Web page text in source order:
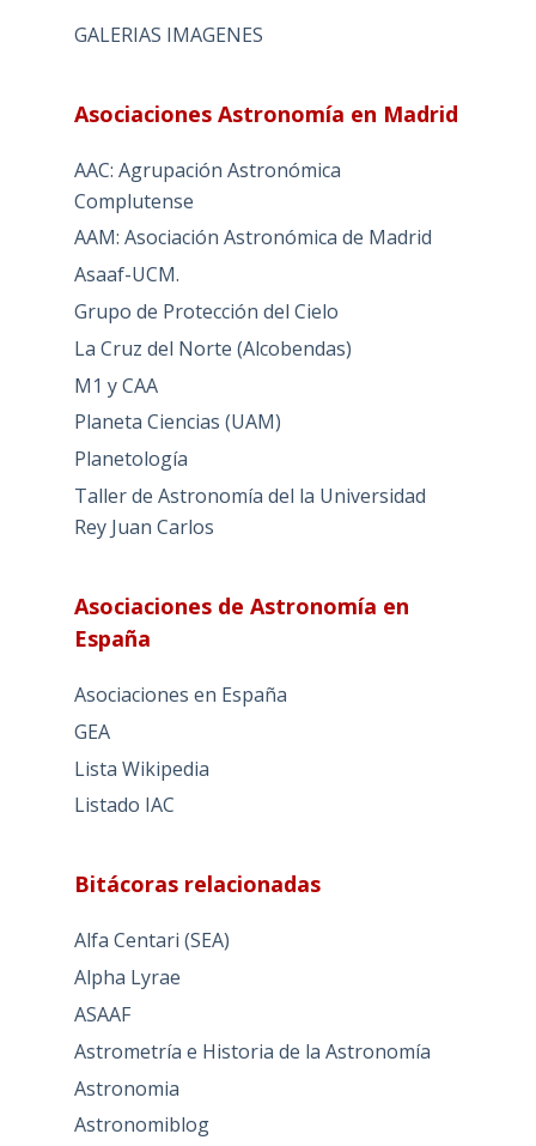
GALERIAS IMAGENES
Asociaciones Astronomía en Madrid
AAC: Agrupación Astronómica
Complutense
AAM: Asociación Astronómica de Madrid
Asaaf-UCM.
Grupo de Protección del Cielo
La Cruz del Norte (Alcobendas)
M1 y CAA
Planeta Ciencias (UAM)
Planetología
Taller de Astronomía del la Universidad
Rey Juan Carlos
Asociaciones de Astronomía en
España
Asociaciones en España
GEA
Lista Wikipedia
Listado IAC
Bitácoras relacionadas
Alfa Centari (SEA)
Alpha Lyrae
ASAAF
Astrometría e Historia de la Astronomía
Astronomia
Astronomiblog